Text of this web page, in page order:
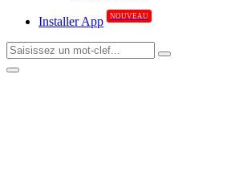
Installer App
NOUVEAU
Search
for:
Search
Primary